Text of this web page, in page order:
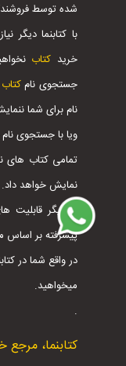
کتابنما، مرجع
شده توسط
با کتابنما
خرید کتاب
جستجوی نامکتاب
نام برای شما
ویا با جستجوی
تمامی کتاب های
نمایش خواهد داد.
از دیگر
پیشرفته بر
در واقع شما در
میخواهید.
.